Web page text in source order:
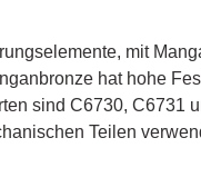
mit
hat hohe
sind C6730, C6731
Teilen